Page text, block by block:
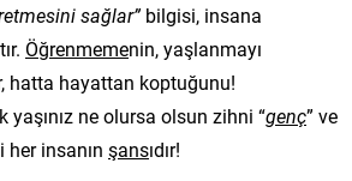
sağlar”bilgisi, insana
Öğrenmemenin, yaşlanmayı
hatta hayattan koptuğunu!
yaşınız ne olursa olsun zihni “genç” ve
insanın şansıdır!